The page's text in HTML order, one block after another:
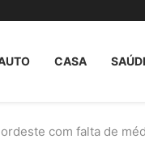
CASA
com falta de